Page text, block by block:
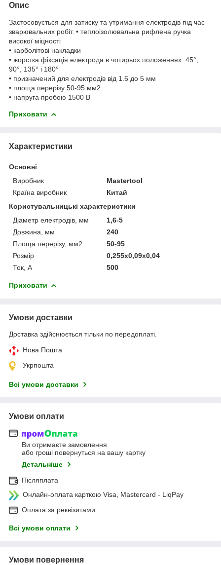
Опис
Застосовується для затиску та утримання електродів під час
зварювальних робіт. • теплоізолювальна рифлена ручка
високої міцності
• карболітові накладки
• жорстка фіксація електрода в чотирьох положеннях: 45°,
90°, 135° і 180°
• призначений для електродів від 1.6 до 5 мм
• площа перерізу 50-95 мм2
• напруга пробою 1500 В
Приховати
Характеристики
Основні
Виробник
Mastertool
Країна виробник
Китай
Користувальницькі характеристики
Діаметр електродів, мм
1,6-5
Довжина, мм
240
Площа перерізу, мм2
50-95
Розмір
0,255x0,09x0,04
Ток, А
500
Приховати
Умови доставки
Доставка здійснюється тільки по передоплаті.
Нова Пошта
Укрпошта
Всі умови доставки
Умови оплати
Ви отримаєте замовлення
або гроші повернуться на вашу картку
Детальніше
Післяплата
Онлайн-оплата карткою Visa, Mastercard - LiqPay
Оплата за реквізитами
Всі умови оплати
Умови повернення